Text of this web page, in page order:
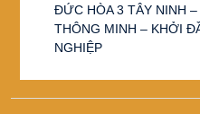
ĐỨC HÒA 3 TÂY NINH
THÔNG MINH – KHỞI
NGHIỆP